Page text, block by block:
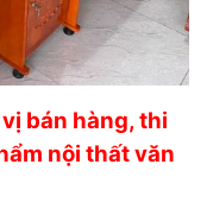
bán hàng, thi
nội thất văn